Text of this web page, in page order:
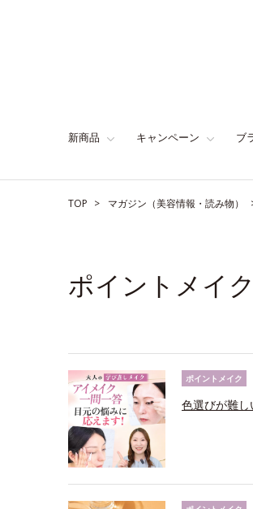
新商品 キャンペーン ブ
TOP マガジン（美容情報・読み物）
ポイントメイ
ポイントメイク
色選びが難